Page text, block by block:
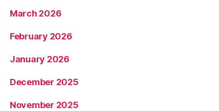
March 2026
February 2026
January 2026
December 2025
November 2025